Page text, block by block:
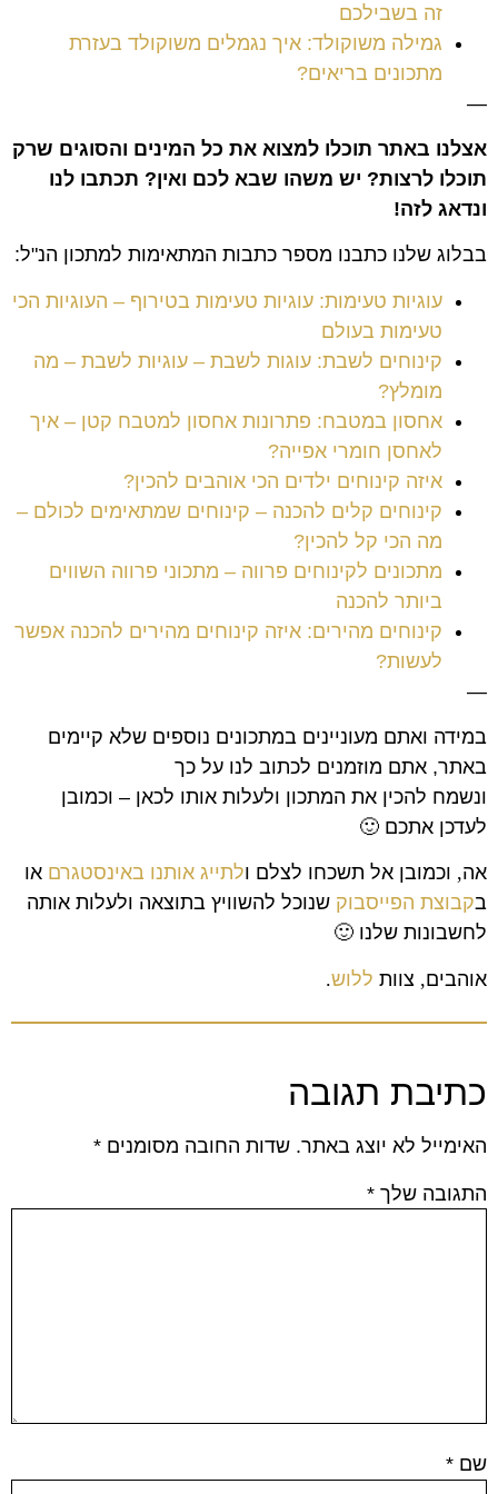
זה בשבילכם
גמילה משוקולד: איך נגמלים משוקולד בעזרת
מתכונים בריאים?
—
אצלנו באתר תוכלו למצוא את כל המינים והסוגים שרק
תוכלו לרצות? יש משהו שבא לכם ואין? תכתבו לנו
ונדאג לזה!
בבלוג שלנו כתבנו מספר כתבות המתאימות למתכון הנ"ל:
עוגיות טעימות: עוגיות טעימות בטירוף – העוגיות הכי
טעימות בעולם
קינוחים לשבת: עוגות לשבת – עוגיות לשבת – מה
מומלץ?
אחסון במטבח: פתרונות אחסון למטבח קטן – איך
לאחסן חומרי אפייה?
איזה קינוחים ילדים הכי אוהבים להכין?
קינוחים קלים להכנה – קינוחים שמתאימים לכולם –
מה הכי קל להכין?
מתכונים לקינוחים פרווה – מתכוני פרווה השווים
ביותר להכנה
קינוחים מהירים: איזה קינוחים מהירים להכנה אפשר
לעשות?
—
במידה ואתם מעוניינים במתכונים נוספים שלא קיימים
באתר, אתם מוזמנים לכתוב לנו על כך
ונשמח להכין את המתכון ולעלות אותו לכאן – וכמובן
לעדכן אתכם 🙂
אה, וכמובן אל תשכחו לצלם ולתייג אותנו באינסטגרם או
בקבוצת הפייסבוק שנוכל להשוויץ בתוצאה ולעלות אותה
לחשבונות שלנו 🙂
אוהבים, צוות ללוש.
כתיבת תגובה
האימייל לא יוצג באתר. שדות החובה מסומנים *
התגובה שלך *
שם *